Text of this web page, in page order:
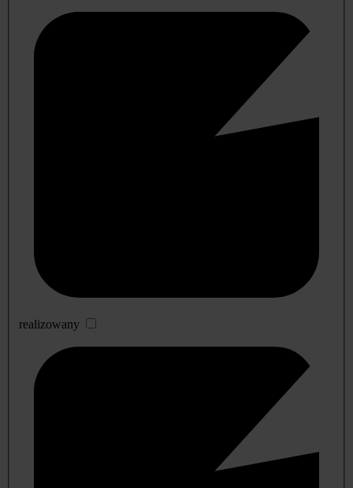
realizowany